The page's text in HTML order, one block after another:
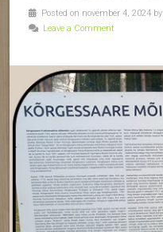
Posted on november 4, 2024 by
Leave a Comment